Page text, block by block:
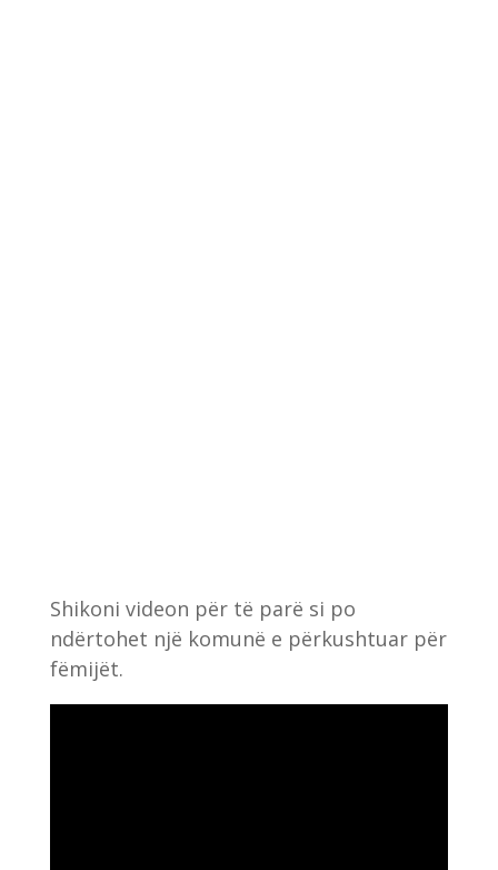
Shikoni videon për të parë si po
ndërtohet një komunë e përkushtuar për
fëmijët.